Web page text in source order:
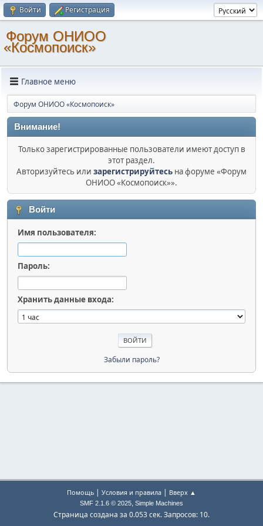
Войти Регистрация
Форум ОНИОО
«Космопоиск»
Главное меню
Форум ОНИОО «Космопоиск»
Внимание!
Только зарегистрированные пользователи имеют доступ в
этот раздел.
Авторизуйтесь или зарегистрируйтесь на форуме «Форум
ОНИОО «Космопоиск»».
Войти
Имя пользователя:
Пароль:
Хранить данные входа:
Забыли пароль?
Помощь | Условия и правила | Вверх ▲
SMF 2.1.6 © 2025, Simple Machines
Страница создана за 0.053 сек. Запросов: 10.